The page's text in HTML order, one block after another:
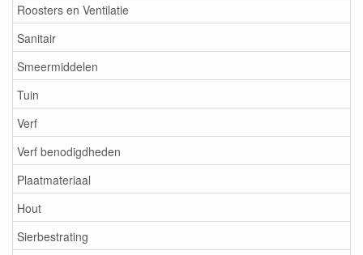
Roosters en Ventilatie
Sanitair
Smeermiddelen
Tuin
Verf
Verf benodigdheden
Plaatmateriaal
Hout
Sierbestrating